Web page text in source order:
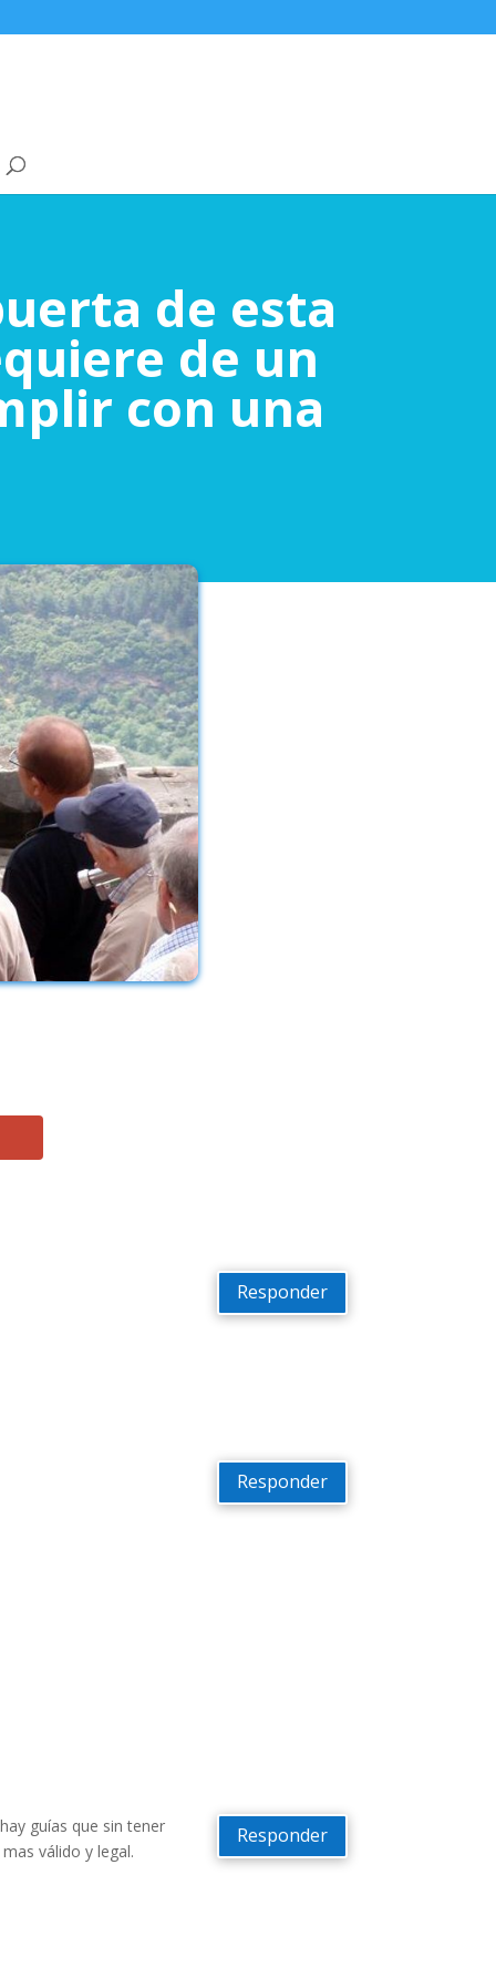
de esta
de un
con una
Responder
Responder
guías que sin tener
válido y legal.
Responder